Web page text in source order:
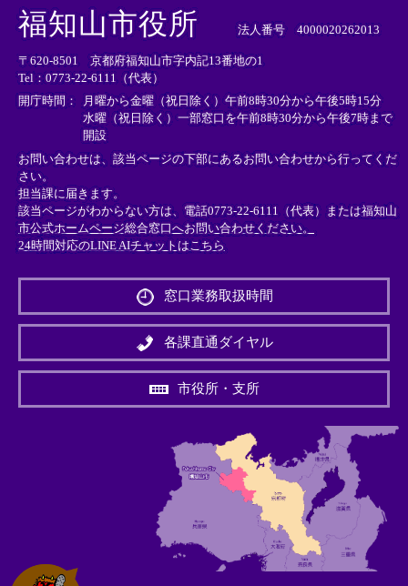
外
部
リ
ン
ク
＞
外
リ
ン
ク
＞
外
部
ン
ク
＞
福知山市役所 法人番号 4000020262013
〒620-8501 京都府福知山市字内記13番地の1
Tel：0773-22-6111（代表）
開庁時間：
月曜から金曜（祝日除く）午前8時30分から午後5時15分
水曜（祝日除く）一部窓口を午前8時30分から午後7時まで
開設
お問い合わせは、該当ページの下部にあるお問い合わせから行ってくだ
さい。
担当課に届きます。
該当ページがわからない方は、電話0773-22-6111（代表）または福知山
市公式ホームページ総合窓口へお問い合わせください。
24時間対応のLINE AIチャットはこちら
外
リ
ン
＞
窓口業務取扱時間
各課直通ダイヤル
市役所・支所